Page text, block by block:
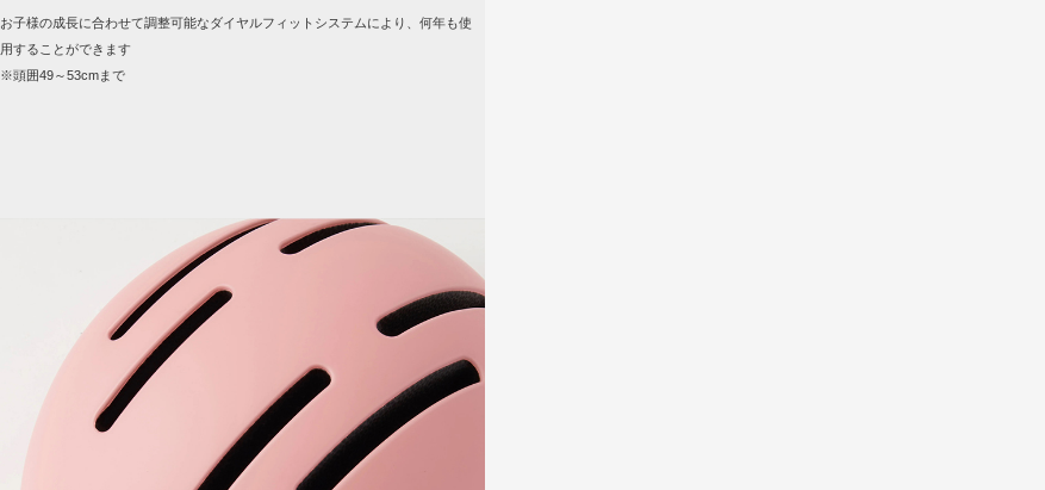
お子様の成長に合わせて調整可能なダイヤルフィットシステムにより、何年も使
用することができます
※頭囲49～53cmまで